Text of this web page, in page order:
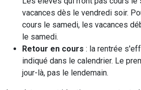
vacances dès le vendredi soir.
cours le samedi, les vacances
le samedi.
Retour en cours : la rentrée
indiqué dans le calendrier. Le
jour-là, pas le lendemain.